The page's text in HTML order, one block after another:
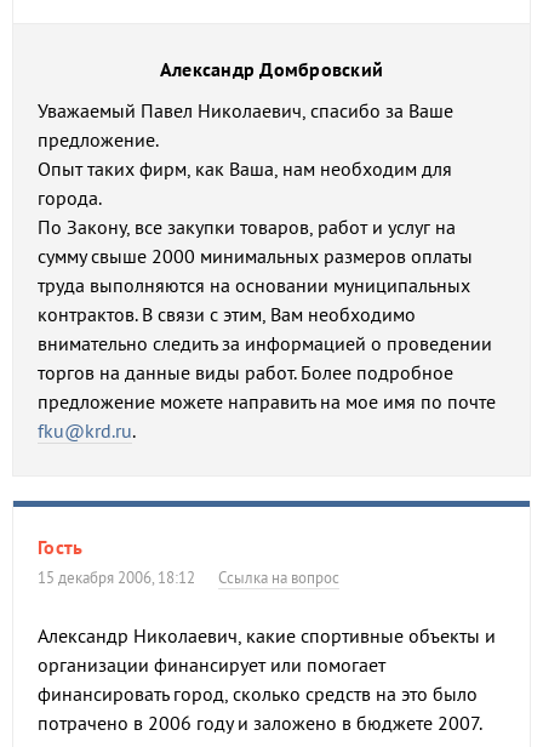
Александр Домбровский
Уважаемый Павел Николаевич, спасибо за Ваше
предложение.
Опыт таких фирм, как Ваша, нам необходим для
города.
По Закону, все закупки товаров, работ и услуг на
сумму свыше 2000 минимальных размеров оплаты
труда выполняются на основании муниципальных
контрактов. В связи с этим, Вам необходимо
внимательно следить за информацией о проведении
торгов на данные виды работ. Более подробное
предложение можете направить на мое имя по почте
fku@krd.ru.
Гость
15 декабря 2006, 18:12 Ссылка на вопрос
Александр Николаевич, какие спортивные объекты и
организации финансирует или помогает
финансировать город, сколько средств на это было
потрачено в 2006 году и заложено в бюджете 2007.